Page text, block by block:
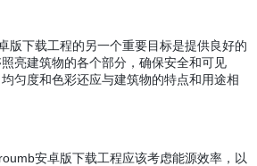
卓版下载工程的另一个重要目标是提供良好的
照亮建筑物的各个部分，确保安全和可见
、均匀度和色彩还应与建筑物的特点和用途相
安卓版下载工程应该考虑能源效率，以